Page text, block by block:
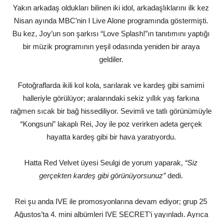
Yakın arkadaş oldukları bilinen iki idol, arkadaşlıklarını ilk kez
Nisan ayında MBC’nin I Live Alone programında göstermişti.
Bu kez, Joy’un son şarkısı “Love Splash!”ın tanıtımını yaptığı
bir müzik programının yeşil odasında yeniden bir araya
geldiler.
Fotoğraflarda ikili kol kola, sarılarak ve kardeş gibi samimi
halleriyle görülüyor; aralarındaki sekiz yıllık yaş farkına
rağmen sıcak bir bağ hissediliyor. Sevimli ve tatlı görünümüyle
“Kongsuni” lakaplı Rei, Joy ile poz verirken adeta gerçek
hayatta kardeş gibi bir hava yaratıyordu.
Hatta Red Velvet üyesi Seulgi de yorum yaparak, “Siz
gerçekten kardeş gibi görünüyorsunuz”dedi.
Rei şu anda IVE ile promosyonlarına devam ediyor; grup 25
Ağustos’ta 4. mini albümleri IVE SECRET’i yayınladı. Ayrıca